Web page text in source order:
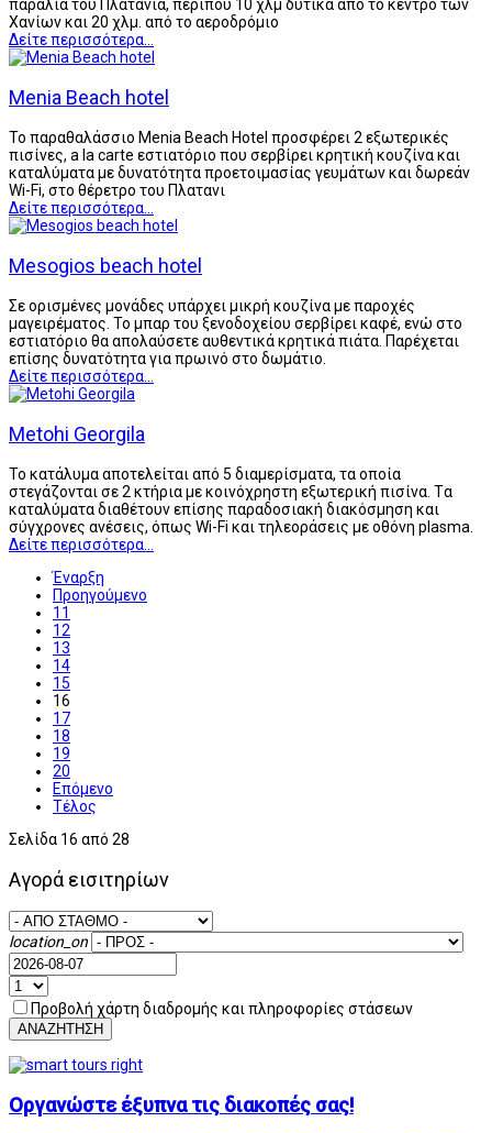
παραλία του Πλατανιά, περίπου 10 χλμ δυτικά από το κέντρο των
Χανίων και 20 χλμ. από το αεροδρόμιο
Δείτε περισσότερα...
Menia Beach hotel
Το παραθαλάσσιο Menia Beach Hotel προσφέρει 2 εξωτερικές
πισίνες, a la carte εστιατόριο που σερβίρει κρητική κουζίνα και
καταλύματα με δυνατότητα προετοιμασίας γευμάτων και δωρεάν
Wi-Fi, στο θέρετρο του Πλατανι
Δείτε περισσότερα...
Mesogios beach hotel
Σε ορισμένες μονάδες υπάρχει μικρή κουζίνα με παροχές
μαγειρέματος. Το μπαρ του ξενοδοχείου σερβίρει καφέ, ενώ στο
εστιατόριο θα απολαύσετε αυθεντικά κρητικά πιάτα. Παρέχεται
επίσης δυνατότητα για πρωινό στο δωμάτιο.
Δείτε περισσότερα...
Metohi Georgila
Το κατάλυμα αποτελείται από 5 διαμερίσματα, τα οποία
στεγάζονται σε 2 κτήρια με κοινόχρηστη εξωτερική πισίνα. Tα
καταλύματα διαθέτουν επίσης παραδοσιακή διακόσμηση και
σύγχρονες ανέσεις, όπως Wi-Fi και τηλεοράσεις με οθόνη plasma.
Δείτε περισσότερα...
Έναρξη
Προηγούμενο
11
12
13
14
15
16
17
18
19
20
Επόμενο
Τέλος
Σελίδα 16 από 28
Αγορά εισιτηρίων
location_on
Προβολή χάρτη διαδρομής και πληροφορίες στάσεων
ΑΝΑΖΗΤΗΣΗ
Οργανώστε έξυπνα τις διακοπές σας!